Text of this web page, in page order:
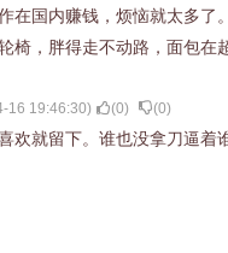
在国内赚钱，烦恼就太多了
椅，胖得走不动路，面包
16 19:46:30) (0) (0)
欢就留下。谁也没拿刀逼着